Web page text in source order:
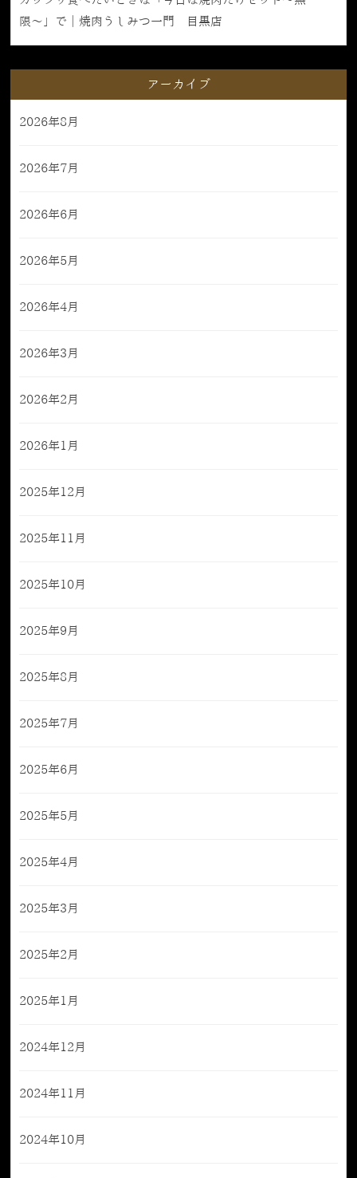
限〜」で｜焼肉うしみつ一門 目黒店
アーカイブ
2026年8月
2026年7月
2026年6月
2026年5月
2026年4月
2026年3月
2026年2月
2026年1月
2025年12月
2025年11月
2025年10月
2025年9月
2025年8月
2025年7月
2025年6月
2025年5月
2025年4月
2025年3月
2025年2月
2025年1月
2024年12月
2024年11月
2024年10月